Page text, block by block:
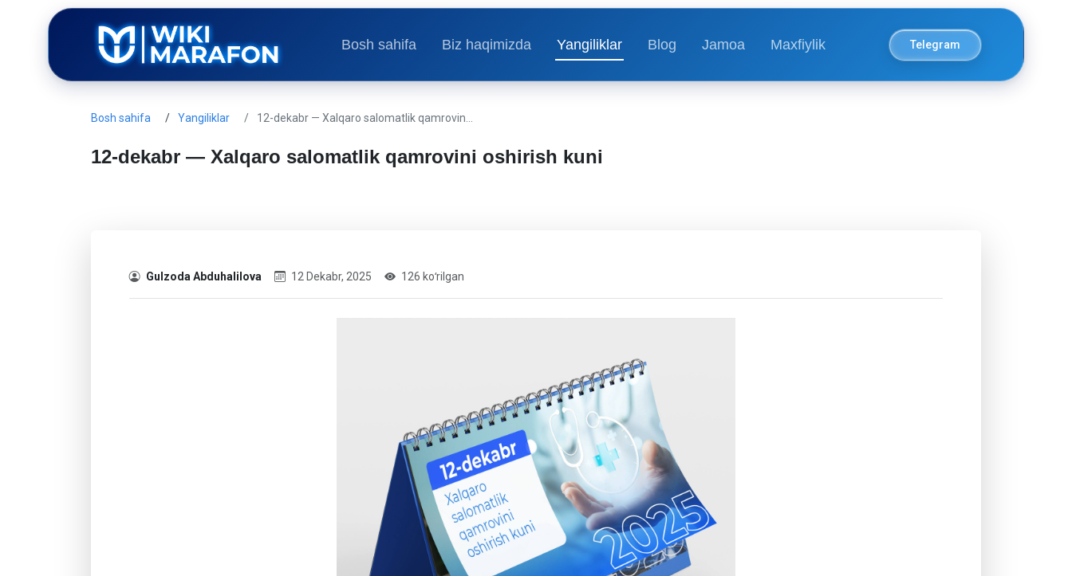
Bosh sahifa Biz haqimizda Yangiliklar Blog Jamoa Maxfiylik Telegram
Bosh sahifa Yangiliklar 12-dekabr — Xalqaro salomatlik qamrovin…
12-dekabr — Xalqaro salomatlik qamrovini oshirish kuni
Gulzoda Abduhalilova 12 Dekabr, 2025 126 koʻrilgan